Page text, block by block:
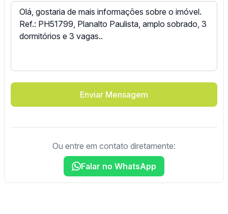
Enviar Mensagem
Ou entre em contato diretamente:
Falar no WhatsApp